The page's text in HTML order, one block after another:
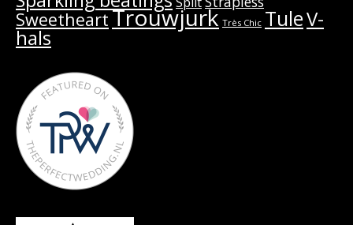
SweetheartTrouwjurk Très Chic TuleV-
hals